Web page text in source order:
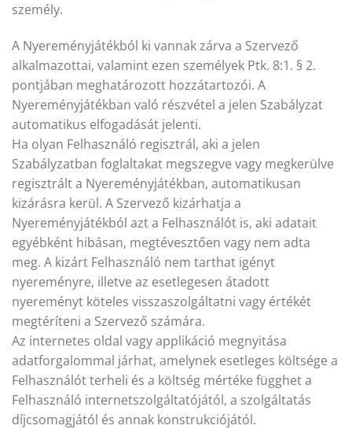
személy.
A Nyereményjátékból ki vannak zárva a Szervező
alkalmazottai, valamint ezen személyek Ptk. 8:1. § 2.
pontjában meghatározott hozzátartozói. A
Nyereményjátékban való részvétel a jelen Szabályzat
automatikus elfogadását jelenti.
Ha olyan Felhasználó regisztrál, aki a jelen
Szabályzatban foglaltakat megszegve vagy megkerülve
regisztrált a Nyereményjátékban, automatikusan
kizárásra kerül. A Szervező kizárhatja a
Nyereményjátékból azt a Felhasználót is, aki adatait
egyébként hibásan, megtévesztően vagy nem adta
meg. A kizárt Felhasználó nem tarthat igényt
nyereményre, illetve az esetlegesen átadott
nyereményt köteles visszaszolgáltatni vagy értékét
megtéríteni a Szervező számára.
Az internetes oldal vagy applikáció megnyitása
adatforgalommal járhat, amelynek esetleges költsége a
Felhasználót terheli és a költség mértéke függhet a
Felhasználó internetszolgáltatójától, a szolgáltatás
díjcsomagjától és annak konstrukciójától.